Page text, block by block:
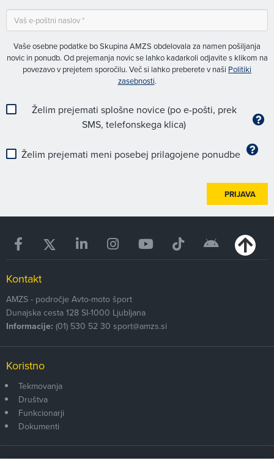
Vaše osebne podatke bo Skupina AMZS obdelovala za namen pošiljanja
novic in ponudb. Od prejemanja novic se lahko kadarkoli odjavite s klikom na
povezavo v prejetem sporočilu. Več si lahko preberete v naši Politiki
zasebnosti.
Želim prejemati splošne novice (po e-pošti, prek
SMS, telefonskega klica)
Želim prejemati meni posebej prilagojene ponudbe
PRIJAVA
Kontakt
AMZS - področje Avto-moto šport
Dunajska cesta 128 SI-1000 Ljubljana
Informacije: (01) 530 52 30 sport@amzs.si
Koristno
Tekmovanja
Društva
Funkcionarji
Dokumenti